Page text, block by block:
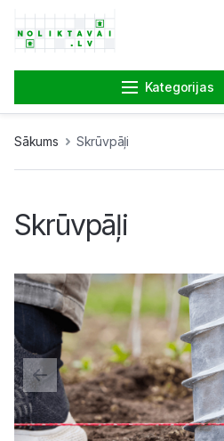
Kategorijas
Sākums Skrūvpāļi
Skrūvpāļi